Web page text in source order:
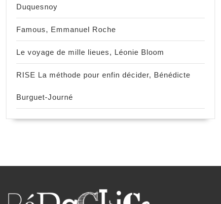
Duquesnoy
Famous, Emmanuel Roche
Le voyage de mille lieues, Léonie Bloom
RISE La méthode pour enfin décider, Bénédicte
Burguet-Journé